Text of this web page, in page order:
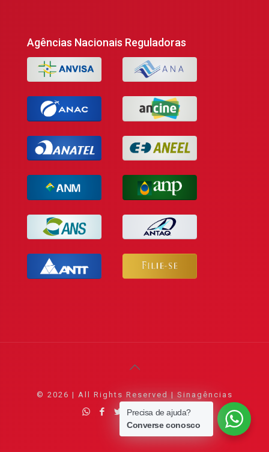
Agências Nacionais Reguladoras
© 2026 | All Rights Reserved | Sinagências
Precisa de ajuda?
Converse conosco